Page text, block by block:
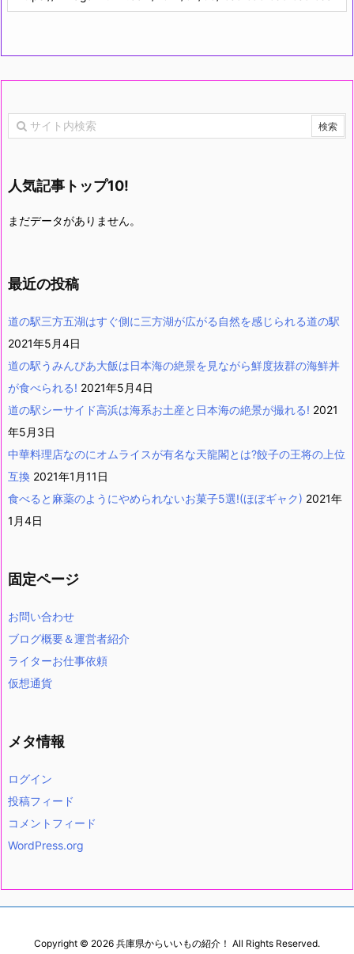
人気記事トップ10!
まだデータがありません。
最近の投稿
道の駅三方五湖はすぐ側に三方湖が広がる自然を感じられる道の駅
2021年5月4日
道の駅うみんぴあ大飯は日本海の絶景を見ながら鮮度抜群の海鮮丼
が食べられる! 2021年5月4日
道の駅シーサイド高浜は海系お土産と日本海の絶景が撮れる! 2021
年5月3日
中華料理店なのにオムライスが有名な天龍閣とは?餃子の王将の上位
互換 2021年1月11日
食べると麻薬のようにやめられないお菓子5選!(ほぼギャク) 2021年
1月4日
固定ページ
お問い合わせ
ブログ概要＆運営者紹介
ライターお仕事依頼
仮想通貨
メタ情報
ログイン
投稿フィード
コメントフィード
WordPress.org
Copyright © 2026 兵庫県からいいもの紹介！ All Rights Reserved.